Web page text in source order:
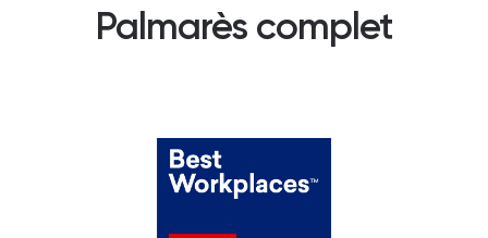
Palmarès complet